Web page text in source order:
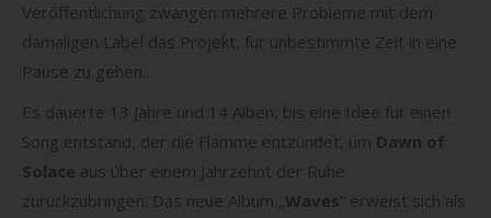
Veröffentlichung zwangen mehrere Probleme mit dem
damaligen Label das Projekt, für unbestimmte Zeit in eine
Pause zu gehen.
Es dauerte 13 Jahre und 14 Alben, bis eine Idee für einen
Song entstand, der die Flamme entzündet, um Dawn of
Solace aus über einem Jahrzehnt der Ruhe
zurückzubringen. Das neue Album „Waves “ erweist sich als